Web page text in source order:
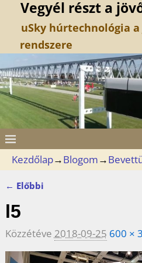
Vegyél részt a
uSky húrtechnológia
rendszere
Kezdőlap→Blogom→
← Előbbi
l5
Közzétéve 2018-09-25 600 ×